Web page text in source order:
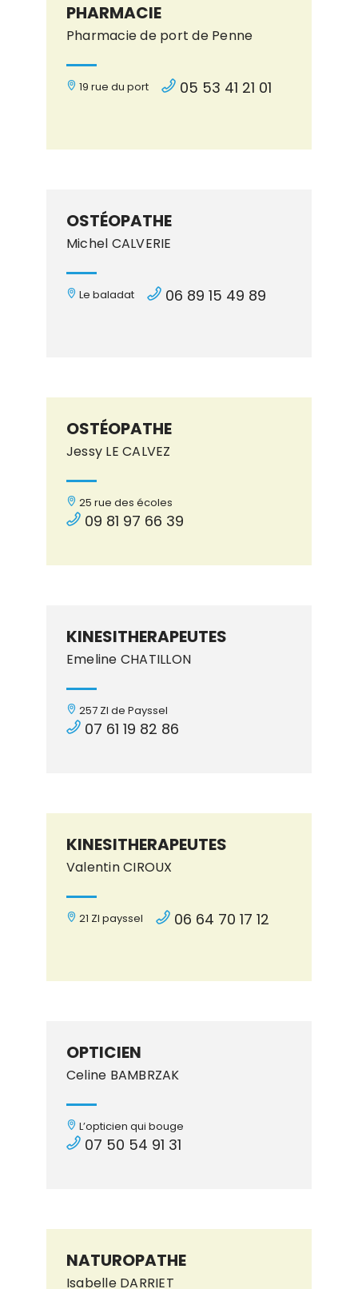
PHARMACIE
Pharmacie de port de Penne
19 rue du port 05 53 41 21 01
OSTÉOPATHE
Michel CALVERIE
Le baladat 06 89 15 49 89
OSTÉOPATHE
Jessy LE CALVEZ
25 rue des écoles
09 81 97 66 39
KINESITHERAPEUTES
Emeline CHATILLON
257 ZI de Payssel
07 61 19 82 86
KINESITHERAPEUTES
Valentin CIROUX
21 ZI payssel 06 64 70 17 12
OPTICIEN
Celine BAMBRZAK
L’opticien qui bouge
07 50 54 91 31
NATUROPATHE
Isabelle DARRIET